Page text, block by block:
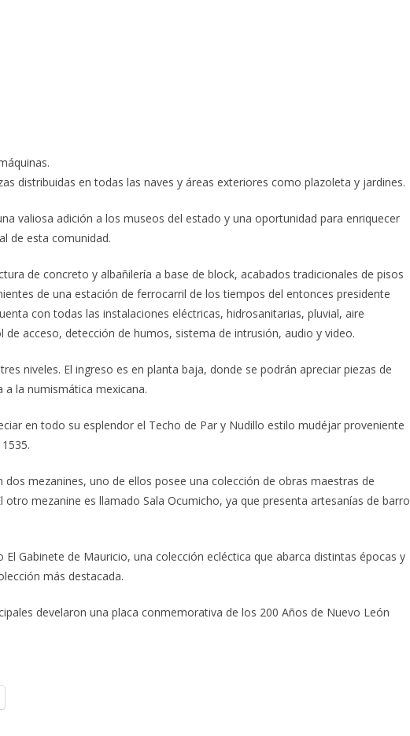
distribuidas en todas las naves y áreas exteriores como plazoleta y jardines.
valiosa adición a los museos del estado y una oportunidad para enriquecer
de esta comunidad.
de concreto y albañilería a base de block, acabados tradicionales de pisos
de una estación de ferrocarril de los tiempos del entonces presidente
con todas las instalaciones eléctricas, hidrosanitarias, pluvial, aire
acceso, detección de humos, sistema de intrusión, audio y video.
niveles. El ingreso es en planta baja, donde se podrán apreciar piezas de
la numismática mexicana.
en todo su esplendor el Techo de Par y Nudillo estilo mudéjar proveniente
dos mezanines, uno de ellos posee una colección de obras maestras de
otro mezanine es llamado Sala Ocumicho, ya que presenta artesanías de barro
El Gabinete de Mauricio, una colección ecléctica que abarca distintas épocas y
más destacada.
develaron una placa conmemorativa de los 200 Años de Nuevo León